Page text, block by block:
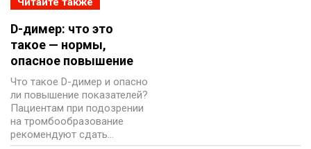
D-димер: что это
такое — нормы,
опасное повышение
Что такое D-димер и опасно
ли повышение показателей?
Пациентам при подозрении
на тромбообразование
рекомендуют сдать…